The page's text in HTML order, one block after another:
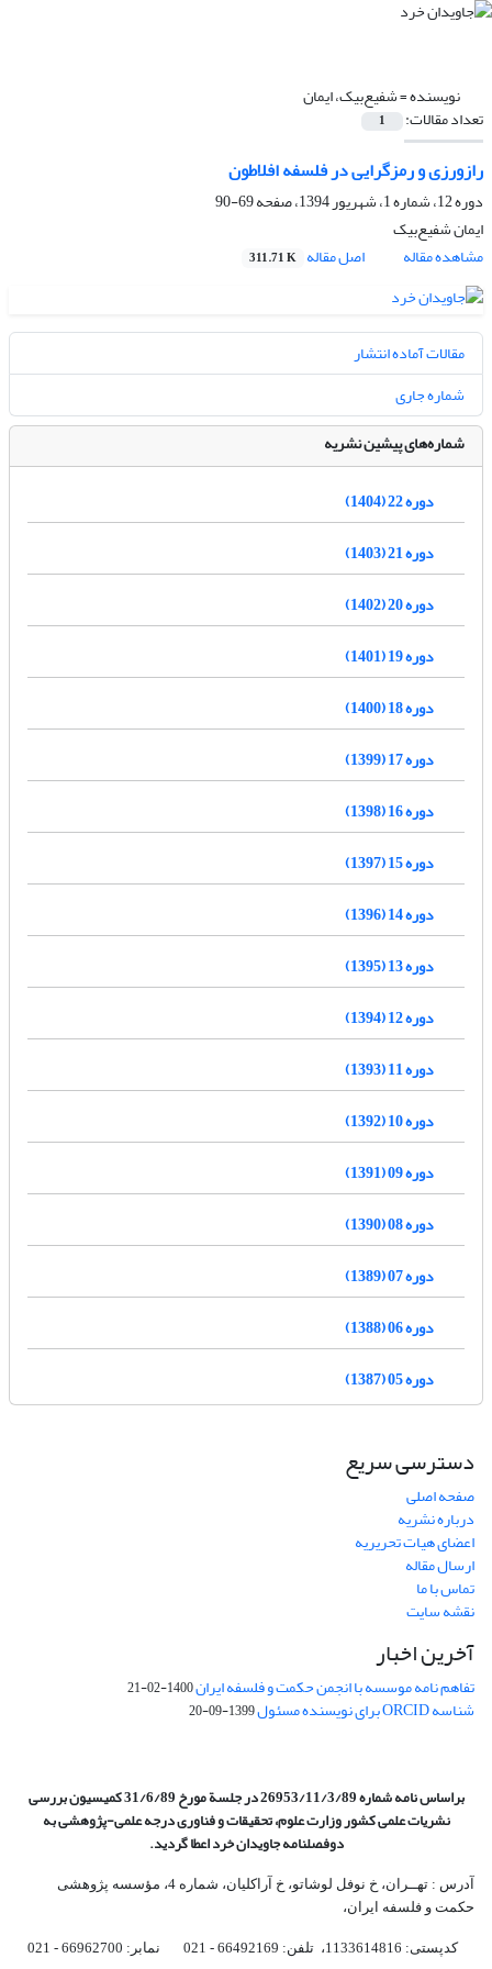
نویسنده =شفیع‌بیک، ایمان
تعداد مقالات: 1
رازورزی و رمزگرایی در فلسفه‌ افلاطون
دوره 12، شماره 1، شهریور 1394، صفحه
69-90
ایمان شفیع‌بیک
مشاهده مقاله
اصل مقاله 311.71 K
مقالات آماده انتشار
شماره جاری
شماره‌های پیشین نشریه
دوره 22 (1404)
دوره 21 (1403)
دوره 20 (1402)
دوره 19 (1401)
دوره 18 (1400)
دوره 17 (1399)
دوره 16 (1398)
دوره 15 (1397)
دوره 14 (1396)
دوره 13 (1395)
دوره 12 (1394)
دوره 11 (1393)
دوره 10 (1392)
دوره 09 (1391)
دوره 08 (1390)
دوره 07 (1389)
دوره 06 (1388)
دوره 05 (1387)
دسترسی سریع
صفحه اصلی
درباره نشریه
اعضای هیات تحریریه
ارسال مقاله
تماس با ما
نقشه سایت
آخرین اخبار
تفاهم نامه موسسه با انجمن حکمت و فلسفه ایران1400-02-21
شناسه ORCID برای نویسنده مسئول 1399-09-20
براساس نامه شماره 26953/11/3/89 در جلسة مورخ 31/6/89 کمیسیون
بررسی
نشریات علمی کشور وزارت علوم، تحقیقات و فناوری درجه علمی‌-پژوهشیبه
دوفصلنامه جاویدان خرد اعطا گردید.
آدرس : تهــران، خ نوفل لوشاتو، خ آراکلیان، شماره 4،‌ مؤسسه پژوهشی
حکمت و فلسفه ایران،‌
کدپستی: 1133614816، تلفن: 66492169 - 021 نمابر: 66962700 - 021